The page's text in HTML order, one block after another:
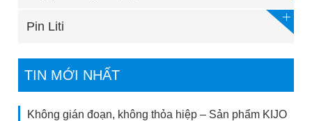
Pin Liti
TIN MỚI NHẤT
Không gián đoạn, không thỏa hiệp – Sản phẩm KIJO